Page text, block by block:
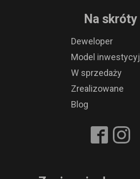
Na skróty
Deweloper
Model
W sprzedaży
Zrealizowane
Blog